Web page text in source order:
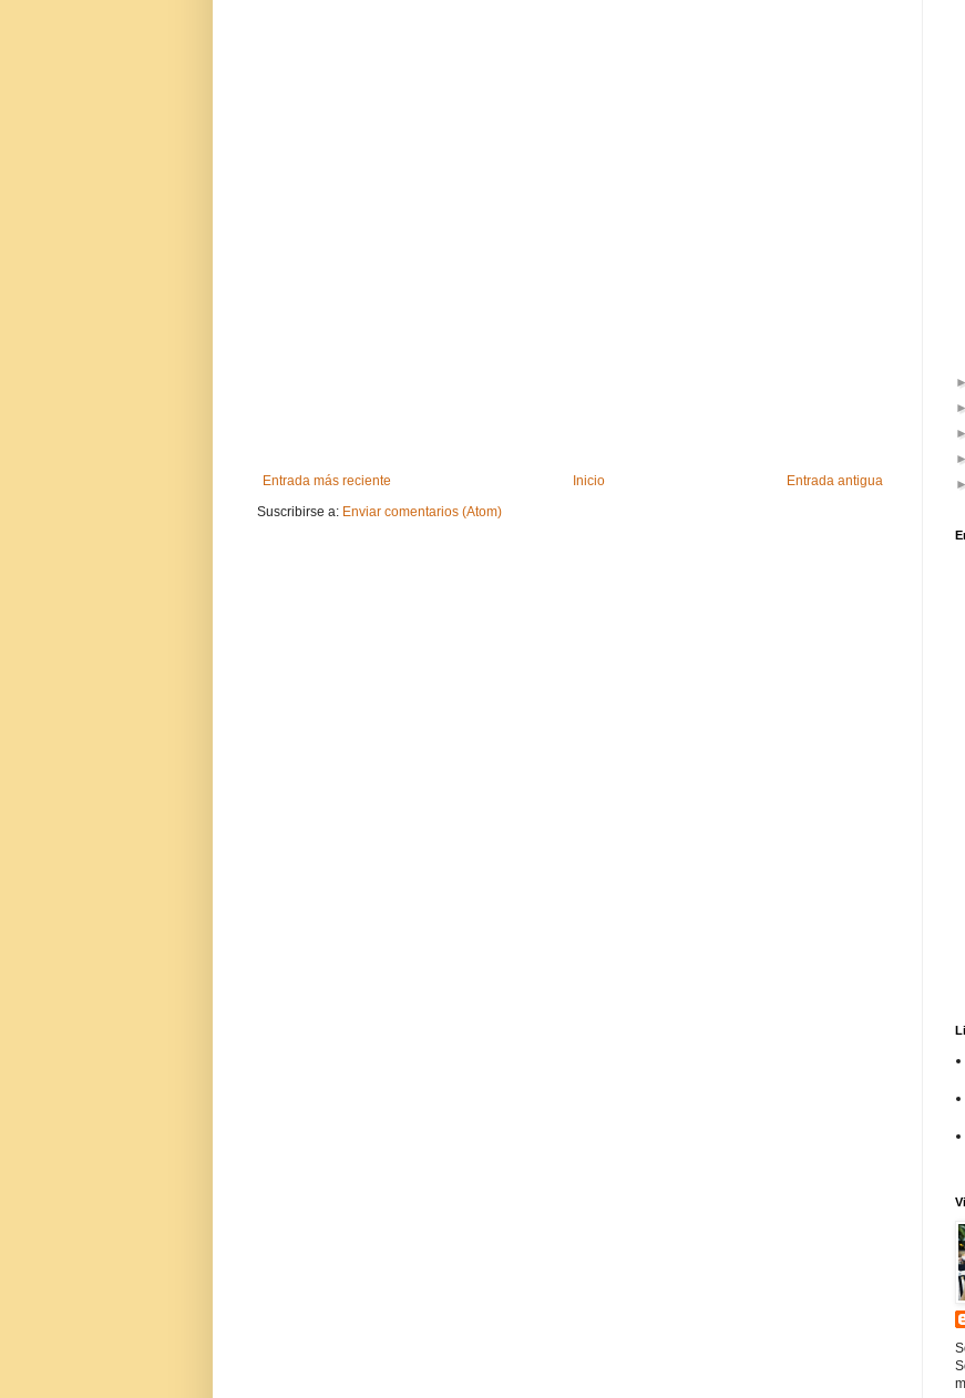
Entrada más reciente Entrada antigua
Inicio
Suscribirse a: Enviar comentarios (Atom)